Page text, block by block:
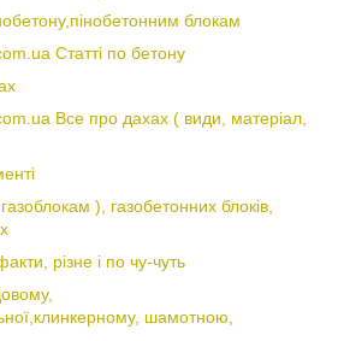
блокам
Статті по бетону
Все про дахах ( види, матеріал,
), газобетонних блоків,
різне і по чу-чуть
шамотною,